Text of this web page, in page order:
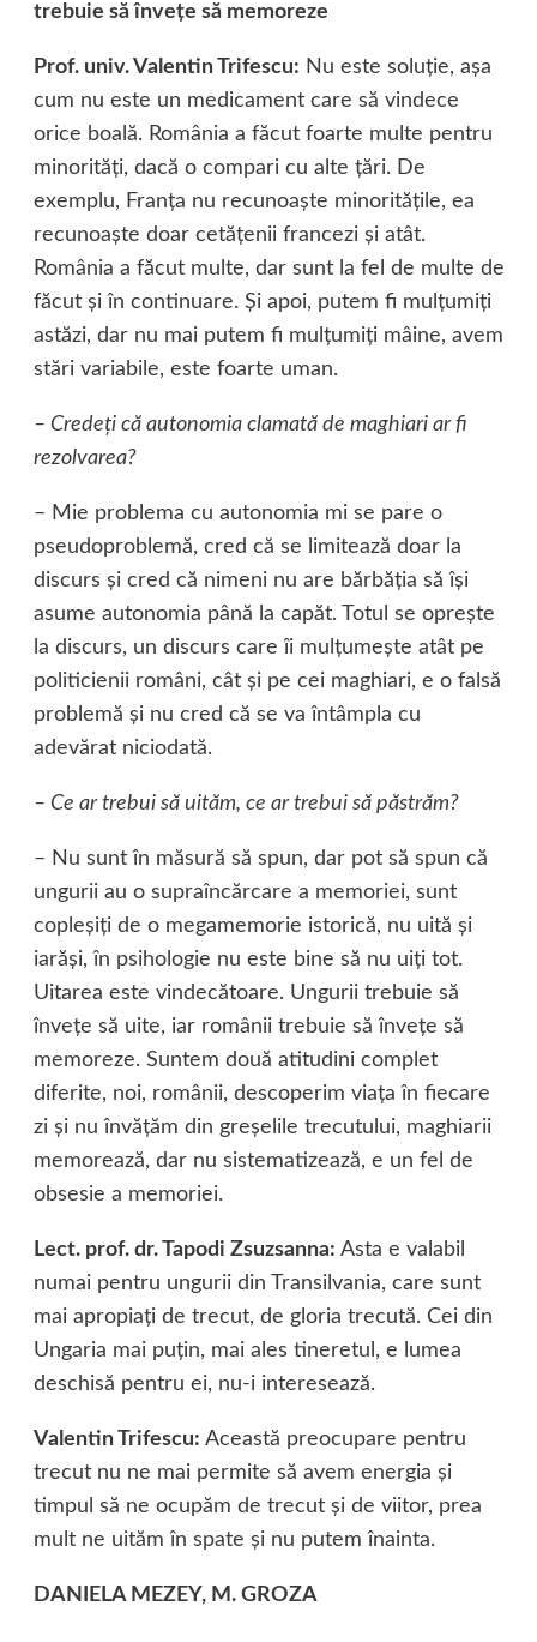
trebuie să înveţe să memoreze
Prof. univ. Valentin Trifescu: Nu este soluţie, aşa
cum nu este un medicament care să vindece
orice boală. România a făcut foarte multe pentru
minorităţi, dacă o compari cu alte ţări. De
exemplu, Franţa nu recunoaşte minorităţile, ea
recunoaşte doar cetăţenii francezi şi atât.
România a făcut multe, dar sunt la fel de multe de
făcut şi în continuare. Şi apoi, putem fi mulţumiţi
astăzi, dar nu mai putem fi mulţumiţi mâine, avem
stări variabile, este foarte uman.
– Credeţi că autonomia clamată de maghiari ar fi
rezolvarea?
– Mie problema cu autonomia mi se pare o
pseudoproblemă, cred că se limitează doar la
discurs şi cred că nimeni nu are bărbăţia să îşi
asume autonomia până la capăt. Totul se opreşte
la discurs, un discurs care îi mulţumeşte atât pe
politicienii români, cât şi pe cei maghiari, e o falsă
problemă şi nu cred că se va întâmpla cu
adevărat niciodată.
– Ce ar trebui să uităm, ce ar trebui să păstrăm?
– Nu sunt în măsură să spun, dar pot să spun că
ungurii au o supraîncărcare a memoriei, sunt
copleşiţi de o megamemorie istorică, nu uită şi
iarăşi, în psihologie nu este bine să nu uiţi tot.
Uitarea este vindecătoare. Ungurii trebuie să
înveţe să uite, iar românii trebuie să înveţe să
memoreze. Suntem două atitudini complet
diferite, noi, românii, descoperim viaţa în fiecare
zi şi nu învăţăm din greşelile trecutului, maghiarii
memorează, dar nu sistematizează, e un fel de
obsesie a memoriei.
Lect. prof. dr. Tapodi Zsuzsanna: Asta e valabil
numai pentru ungurii din Transilvania, care sunt
mai apropiaţi de trecut, de gloria trecută. Cei din
Ungaria mai puţin, mai ales tineretul, e lumea
deschisă pentru ei, nu-i interesează.
Valentin Trifescu: Această preocupare pentru
trecut nu ne mai permite să avem energia şi
timpul să ne ocupăm de trecut şi de viitor, prea
mult ne uităm în spate şi nu putem înainta.
DANIELA MEZEY, M. GROZA